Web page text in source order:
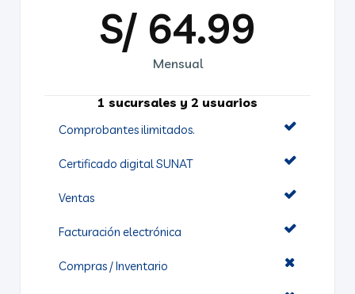
S/ 64.99
Mensual
1 sucursales y 2 usuarios​
Comprobantes ilimitados.
Certificado digital SUNAT
Ventas
Facturación electrónica​
Compras / Inventario​​